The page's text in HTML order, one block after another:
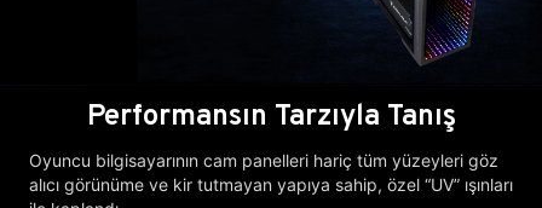
Performansın Tarzıyla Tanış
Oyuncu bilgisayarının cam panelleri hariç tüm yüzeyleri göz
alıcı görünüme ve kir tutmayan yapıya sahip, özel “UV” ışınları